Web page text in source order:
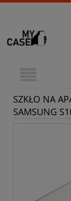
SZKŁO NA
SAMSUNG